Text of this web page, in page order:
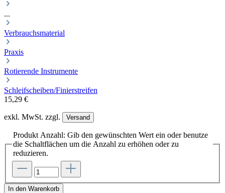
...
Verbrauchsmaterial
Praxis
Rotierende Instrumente
Schleifscheiben/Finierstreifen
15,29 €
exkl. MwSt. zzgl. Versand
Produkt Anzahl: Gib den gewünschten Wert ein oder benutze
die Schaltflächen um die Anzahl zu erhöhen oder zu
reduzieren.
In den Warenkorb